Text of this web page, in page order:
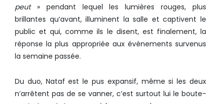
peut» pendant lequel les lumières rouges, plus
brillantes qu’avant, illuminent la salle et captivent le
public et qui, comme ils le disent, est finalement, la
réponse la plus appropriée aux événements survenus
la semaine passée.
Du duo, Nataf est le pus expansif, même si les deux
n’arrêtent pas de se vanner, c’est surtout lui le boute-